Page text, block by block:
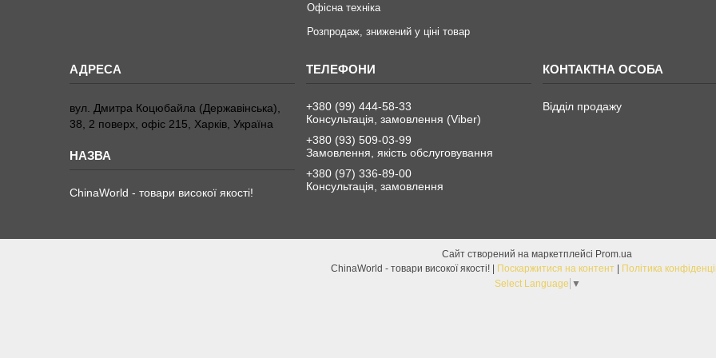
Офісна техніка
Розпродаж, знижений у ціні товар
вул. Дмитра Коцюбайла (Державінська),
38, 2 поверх, офіс 215, Харків, Україна
ChinaWorld - товари високої якості!
+380 (99) 444-58-33
Консультація, замовлення (Viber)
+380 (93) 509-03-99
Замовлення, якість обслуговування
+380 (97) 336-89-00
Консультація, замовлення
Відділ продажу
Сайт створений на маркетплейсі Prom.ua
Поскаржитися на контент
Політика
Select Language ▼